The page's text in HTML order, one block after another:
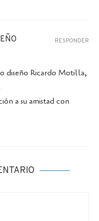
diseño Ricardo Motilla,
a su amistad con
RESPONDER